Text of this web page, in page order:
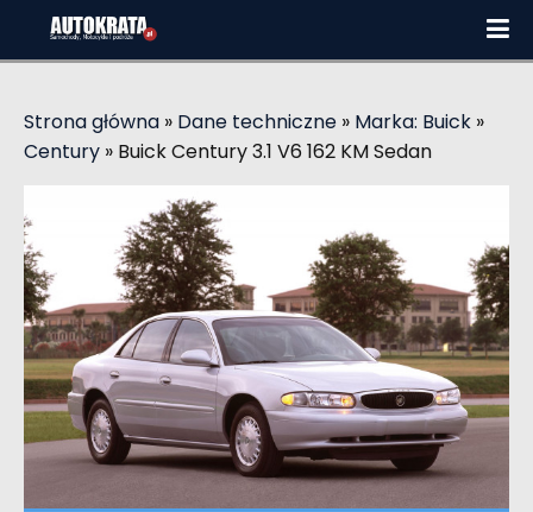
Strona główna » Dane techniczne » Marka: Buick »
Century » Buick Century 3.1 V6 162 KM Sedan